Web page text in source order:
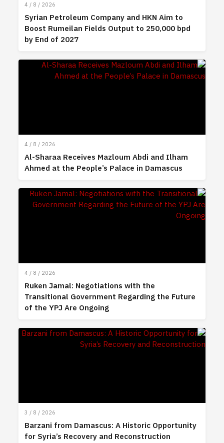
4 / 8 / 2026
Syrian Petroleum Company and HKN Aim to
Boost Rumeilan Fields Output to 250,000 bpd
by End of 2027
4 / 8 / 2026
Al-Sharaa Receives Mazloum Abdi and Ilham
Ahmed at the People’s Palace in Damascus
4 / 8 / 2026
Ruken Jamal: Negotiations with the
Transitional Government Regarding the Future
of the YPJ Are Ongoing
3 / 8 / 2026
Barzani from Damascus: A Historic Opportunity
for Syria’s Recovery and Reconstruction